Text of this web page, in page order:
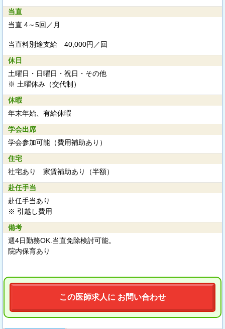
当直
当直 4～5回／月
当直料別途支給
40,000円／回
休日
土曜日・日曜日・祝日・その他
※ 土曜休み（交代制）
休暇
年末年始、有給休暇
学会出席
学会参加可能（費用補助あり）
住宅
社宅あり 家賃補助あり（半額）
赴任手当
赴任手当あり
※ 引越し費用
備考
週4日勤務OK.当直免除検討可能。
院内保育あり
この医師求人に お問い合わせ